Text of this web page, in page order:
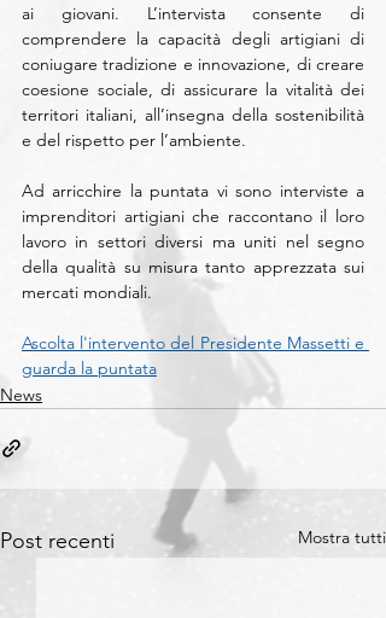
ai giovani. L’intervista consente di
comprendere la capacità degli artigiani di
coniugare tradizione e innovazione, di creare
coesione sociale, di assicurare la vitalità dei
territori italiani, all’insegna della sostenibilità
e del rispetto per l’ambiente.
Ad arricchire la puntata vi sono interviste a
imprenditori artigiani che raccontano il loro
lavoro in settori diversi ma uniti nel segno
della qualità su misura tanto apprezzata sui
mercati mondiali.
Ascolta l'intervento del Presidente Massetti e
guarda la puntata
News
Post recenti Mostra tutti